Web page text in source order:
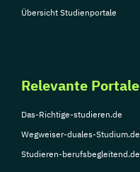
Übersicht Studienportale
Relevante Portale
Das-Richtige-studieren.de
Wegweiser-duales-Studium.de
Studieren-berufsbegleitend.de